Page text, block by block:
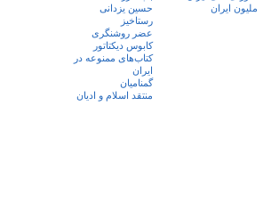
ملیون ایران
حسین یزدانی
رستاخیز
عضر روشنگری
کابوس دیکتاتور
کتاب‌های ممنوعه در
ایران
گمنامیان
منتقد اسلام و ادیان